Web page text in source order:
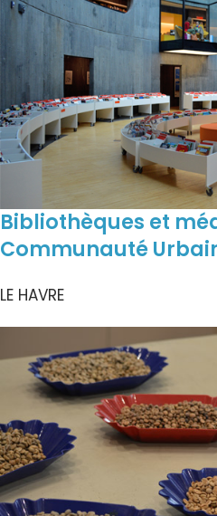
Bibliothèques et
Communauté
LE HAVRE